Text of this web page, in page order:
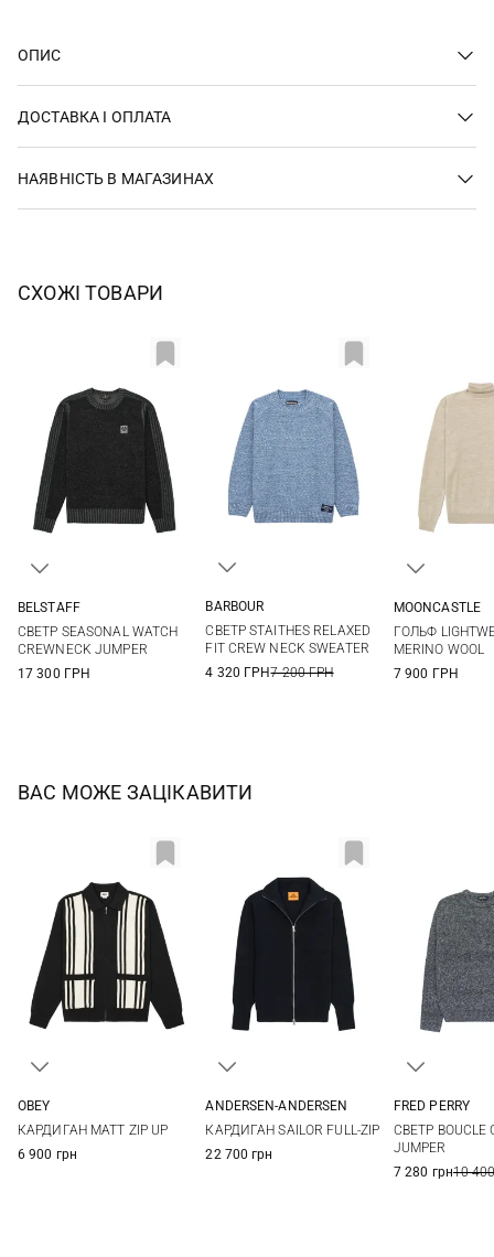
ОПИС
ДОСТАВКА І ОПЛАТА
НАЯВНІСТЬ В МАГАЗИНАХ
СХОЖІ ТОВАРИ
BELSTAFF
СВЕТР SEASONAL WATCH
CREWNECK JUMPER
17 300 ГРН
BARBOUR
СВЕТР STAITHES RELAXED
FIT CREW NECK SWEATER
4 320 ГРН7 200 ГРН
MOONCASTLE
ГОЛЬФ
MERINO WOOL
7 900 ГРН
ВАС МОЖЕ ЗАЦІКАВИТИ
OBEY
КАРДИГАН MATT ZIP UP
6 900 грн
ANDERSEN-ANDERSEN
КАРДИГАН SAILOR FULL-ZIP
22 700 грн
FRED PERRY
СВЕТР BOUCLE
JUMPER
7 280 грн10